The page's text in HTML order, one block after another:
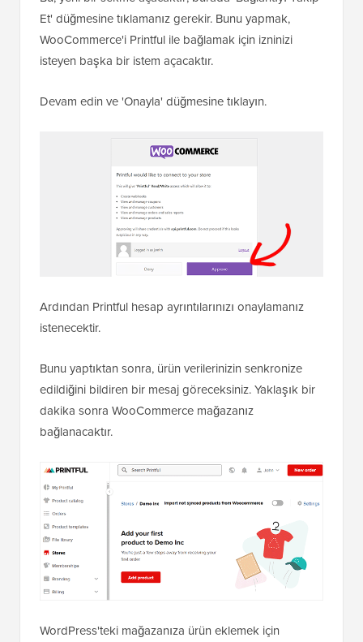
Et' düğmesine tıklamanız gerekir. Bunu yapmak,
WooCommerce'i Printful ile bağlamak için izninizi
isteyen başka bir istem açacaktır.
Devam edin ve 'Onayla' düğmesine tıklayın.
Ardından Printful hesap ayrıntılarınızı onaylamanız
istenecektir.
Bunu yaptıktan sonra, ürün verilerinizin senkronize
edildiğini bildiren bir mesaj göreceksiniz. Yaklaşık bir
dakika sonra WooCommerce mağazanız
bağlanacaktır.
WordPress'teki mağazanıza ürün eklemek için